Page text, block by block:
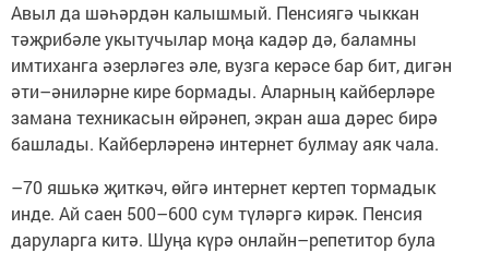
Авыл да шәһәрдән калышмый. Пенсиягә чыккан
тәҗрибәле укытучылар моңа кадәр дә, баламны
имтиханга әзерләгез әле, вузга керәсе бар бит, дигән
әти–әниләрне кире бормады. Аларның кайберләре
замана техникасын өйрәнеп, экран аша дәрес бирә
башлады. Кайберләренә интернет булмау аяк чала.
–70 яшькә җиткәч, өйгә интернет кертеп тормадык
инде. Ай саен 500–600 сум түләргә кирәк. Пенсия
даруларга китә. Шуңа күрә онлайн–репетитор була